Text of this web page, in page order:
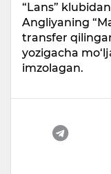
“Lans”
Angliyaning
transfer
yozigacha
imzolagan.